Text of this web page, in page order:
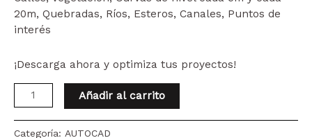
20m, Quebradas, Ríos, Esteros, Canales, Puntos de
interés
¡Descarga ahora y optimiza tus proyectos!
PLANO
CATASTRAL
GEO-
Añadir al carrito
Categoría: AUTOCAD